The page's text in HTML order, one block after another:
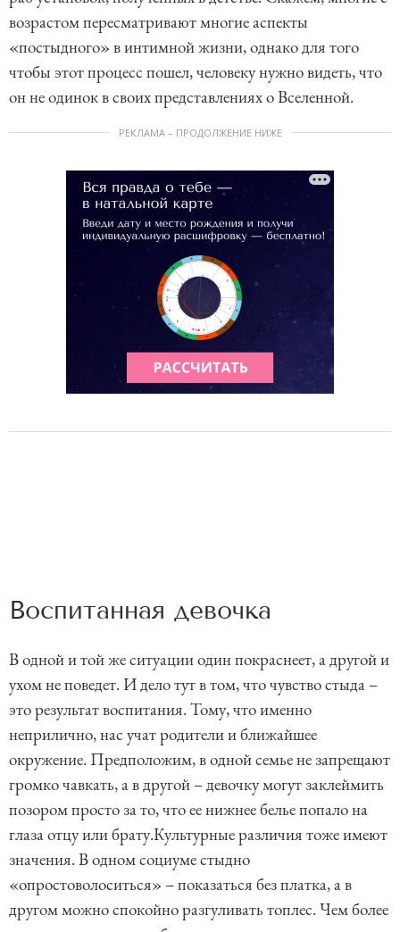
возрастом пересматривают многие аспекты
«постыдного» в интимной жизни, однако для того
чтобы этот процесс пошел, человеку нужно видеть, что
он не одинок в своих представлениях о Вселенной.
РЕКЛАМА – ПРОДОЛЖЕНИЕ НИЖЕ
Воспитанная девочка
В одной и той же ситуации один покраснеет, а другой и
ухом не поведет. И дело тут в том, что чувство стыда –
это результат воспитания. Тому, что именно
неприлично, нас учат родители и ближайшее
окружение. Предположим, в одной семье не запрещают
громко чавкать, а в другой – девочку могут заклеймить
позором просто за то, что ее нижнее белье попало на
глаза отцу или брату.Культурные различия тоже имеют
значения. В одном социуме стыдно
«опростоволоситься» – показаться без платка, а в
другом можно спокойно разгуливать топлес. Чем более